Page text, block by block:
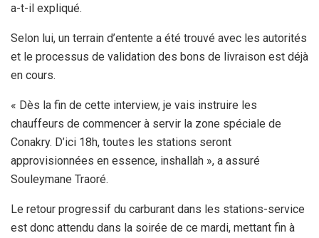
a-t-il expliqué.
Selon lui, un terrain d’entente a été trouvé avec les autorités
et le processus de validation des bons de livraison est déjà
en cours.
« Dès la fin de cette interview, je vais instruire les
chauffeurs de commencer à servir la zone spéciale de
Conakry. D’ici 18h, toutes les stations seront
approvisionnées en essence, inshallah », a assuré
Souleymane Traoré.
Le retour progressif du carburant dans les stations-service
est donc attendu dans la soirée de ce mardi, mettant fin à